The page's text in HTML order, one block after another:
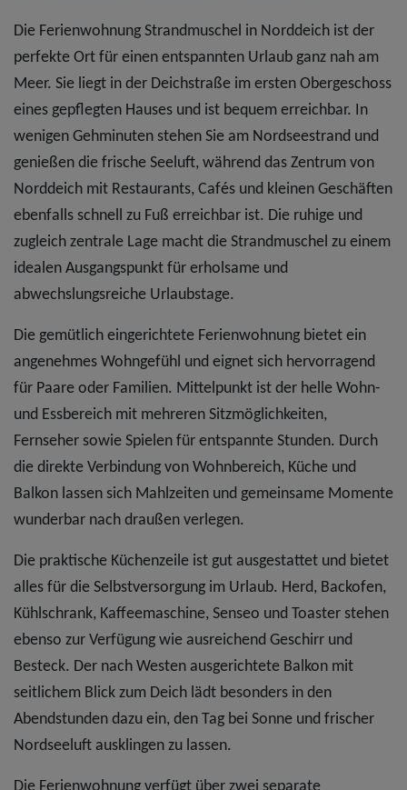
Die Ferienwohnung Strandmuschel in Norddeich ist der
perfekte Ort für einen entspannten Urlaub ganz nah am
Meer. Sie liegt in der Deichstraße im ersten Obergeschoss
eines gepflegten Hauses und ist bequem erreichbar. In
wenigen Gehminuten stehen Sie am Nordseestrand und
genießen die frische Seeluft, während das Zentrum von
Norddeich mit Restaurants, Cafés und kleinen Geschäften
ebenfalls schnell zu Fuß erreichbar ist. Die ruhige und
zugleich zentrale Lage macht die Strandmuschel zu einem
idealen Ausgangspunkt für erholsame und
abwechslungsreiche Urlaubstage.
Die gemütlich eingerichtete Ferienwohnung bietet ein
angenehmes Wohngefühl und eignet sich hervorragend
für Paare oder Familien. Mittelpunkt ist der helle Wohn-
und Essbereich mit mehreren Sitzmöglichkeiten,
Fernseher sowie Spielen für entspannte Stunden. Durch
die direkte Verbindung von Wohnbereich, Küche und
Balkon lassen sich Mahlzeiten und gemeinsame Momente
wunderbar nach draußen verlegen.
Die praktische Küchenzeile ist gut ausgestattet und bietet
alles für die Selbstversorgung im Urlaub. Herd, Backofen,
Kühlschrank, Kaffeemaschine, Senseo und Toaster stehen
ebenso zur Verfügung wie ausreichend Geschirr und
Besteck. Der nach Westen ausgerichtete Balkon mit
seitlichem Blick zum Deich lädt besonders in den
Abendstunden dazu ein, den Tag bei Sonne und frischer
Nordseeluft ausklingen zu lassen.
Die Ferienwohnung verfügt über zwei separate